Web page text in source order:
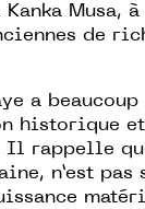
Musa, à
de
a
historique et
rappelle que
n’est pas